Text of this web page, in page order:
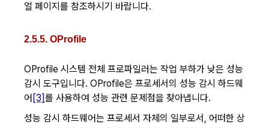
얼 페이지를 참조하시기 바랍니다.
2.5.5. OProfile
OProfile 시스템 전체 프로파일러는 작업 부하가 낮은 성능
감시 도구입니다. OProfile은 프로세서의 성능 감시 하드웨
어 [3]를 사용하여 성능 관련 문제점을 찾아냅니다.
성능 감시 하드웨어는 프로세서 자체의 일부로서, 어떠한 상